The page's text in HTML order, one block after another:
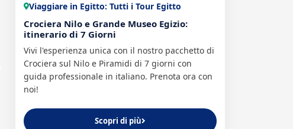
Viaggiare in Egitto: Tutti i Tour Egitto
Crociera Nilo e Grande Museo Egizio:
itinerario di 7 Giorni
Vivi l'esperienza unica con il nostro pacchetto di
Crociera sul Nilo e Piramidi di 7 giorni con
guida professionale in italiano. Prenota ora con
noi!
Scopri di più